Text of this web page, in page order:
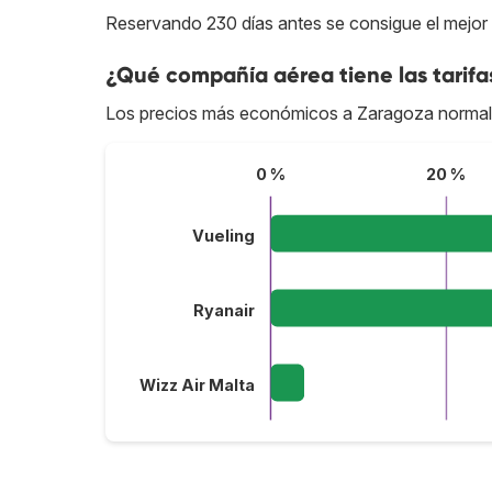
Reservando 230 días antes se consigue el
¿Qué compañía aérea tiene las
Los precios más económicos a Zaragoza
0 % 20 %
Vueling
Ryanair
Wizz Air Malta